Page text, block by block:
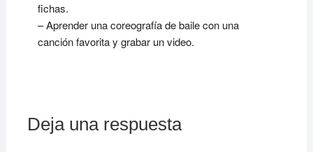
fichas.
– Aprender una coreografía de baile con una
canción favorita y grabar un video.
Deja una respuesta